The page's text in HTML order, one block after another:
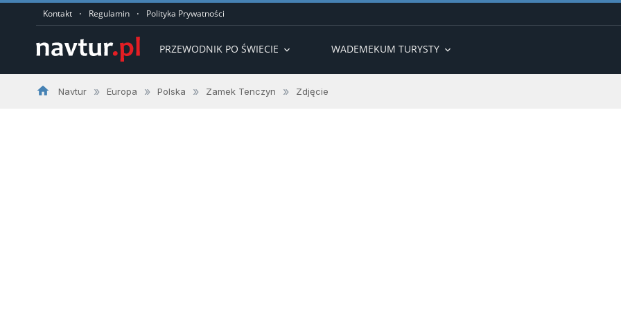
Kontakt · Regulamin · Polityka Prywatności
PRZEWODNIK PO ŚWIECIE expand_more WADEMEKUM TURYSTY expand_more
home Navtur » Europa » Polska » Zamek Tenczyn » Zdjęcie